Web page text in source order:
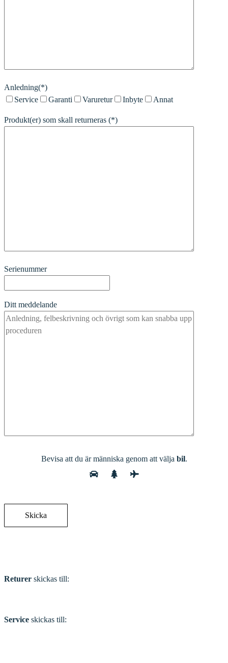
Anledning(*)
Service
Garanti Varuretur Inbyte Annat
Produkt(er) som skall returneras (*)
Serienummer
Ditt meddelande
Bevisa att du är människa genom att välja bil.
Returer skickas till:
Service skickas till: